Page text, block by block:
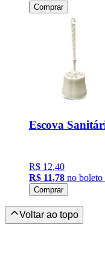
Comprar
Escova
R$ 12,40
R$ 11,78 no
Comprar